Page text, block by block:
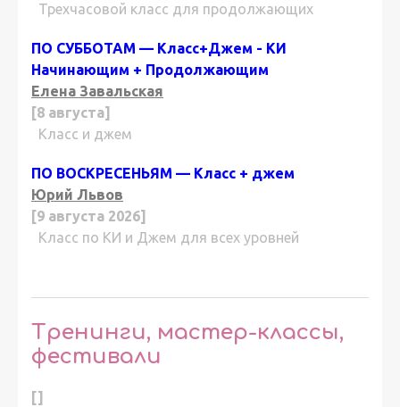
Трехчасовой класс для продолжающих
ПО СУББОТАМ — Класс+Джем - КИ
Начинающим + Продолжающим
Елена Завальская
[8 августа]
Класс и джем
ПО ВОСКРЕСЕНЬЯМ — Класс + джем
Юрий Львов
[9 августа 2026]
Класс по КИ и Джем для всех уровней
Тренинги, мастер-классы,
фестивали
[]